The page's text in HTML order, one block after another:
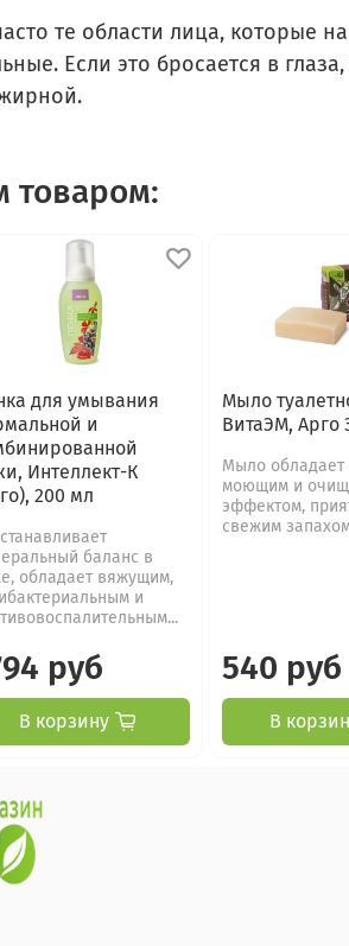
те области лица, которые
Если это бросается в
товаром:
для умывания
и
Интеллект-К
200 мл
баланс в
обладает вяжущим,
и
руб
В корзину
Мыло
ВитаЭМ, Арго
Мыло
моющим и
эффектом,
свежим
540 руб
В